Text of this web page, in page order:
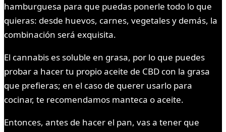
hamburguesa para que puedas ponerle todo lo que
quieras: desde huevos, carnes, vegetales y demás, la
combinación será exquisita.
El cannabis es soluble en grasa, por lo que puedes
probar a hacer tu propio aceite de CBD con la grasa
que prefieras; en el caso de querer usarlo para
cocinar, te recomendamos manteca o aceite.
Entonces, antes de hacer el pan, vas a tener que